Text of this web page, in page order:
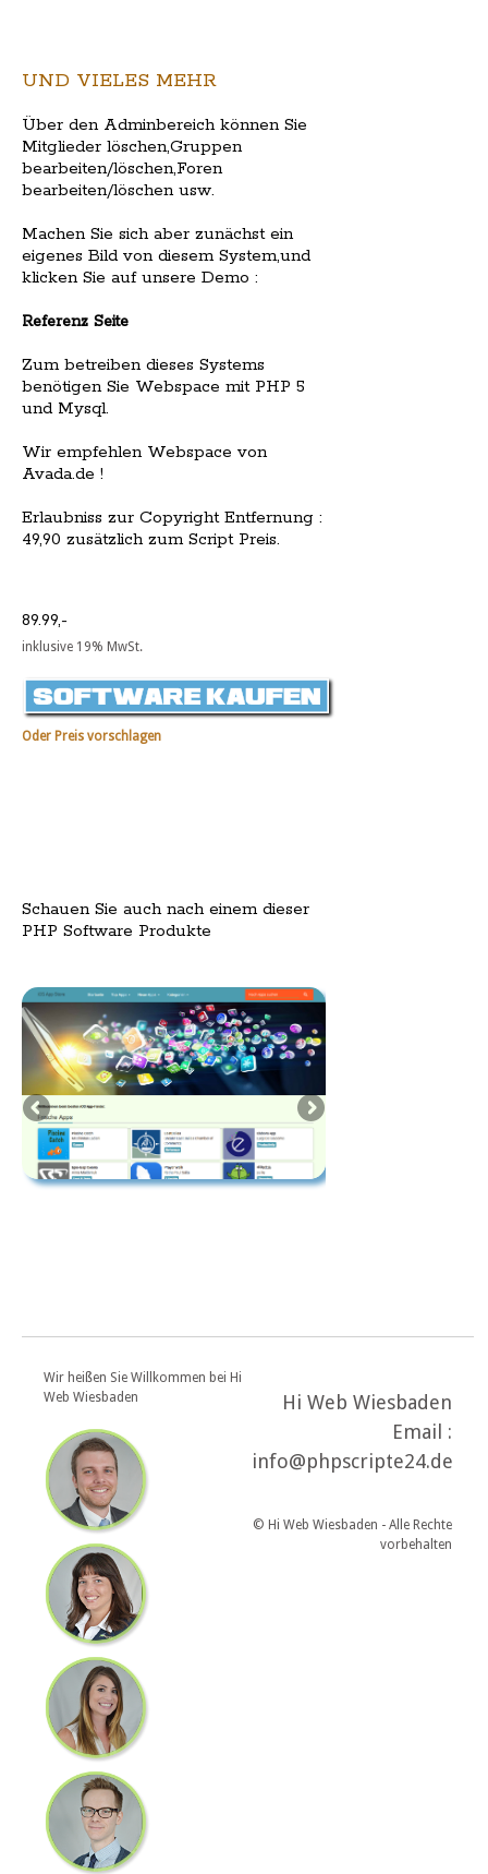
UND VIELES MEHR
Über den Adminbereich können Sie
Mitglieder löschen,Gruppen
bearbeiten/löschen,Foren
bearbeiten/löschen usw.
Machen Sie sich aber zunächst ein
eigenes Bild von diesem System,und
klicken Sie auf unsere Demo :
Referenz Seite
Zum betreiben dieses Systems
benötigen Sie Webspace mit PHP 5
und Mysql.
Wir empfehlen Webspace von
Avada.de !
Erlaubniss zur Copyright Entfernung :
49,90 zusätzlich zum Script Preis.
89.99,-
inklusive 19% MwSt.
Oder Preis vorschlagen
Schauen Sie auch nach einem dieser
PHP Software Produkte
Wir heißen Sie Willkommen bei Hi
Web Wiesbaden
Hi Web Wiesbaden
Email :
info@phpscripte24.de
© Hi Web Wiesbaden - Alle Rechte
vorbehalten